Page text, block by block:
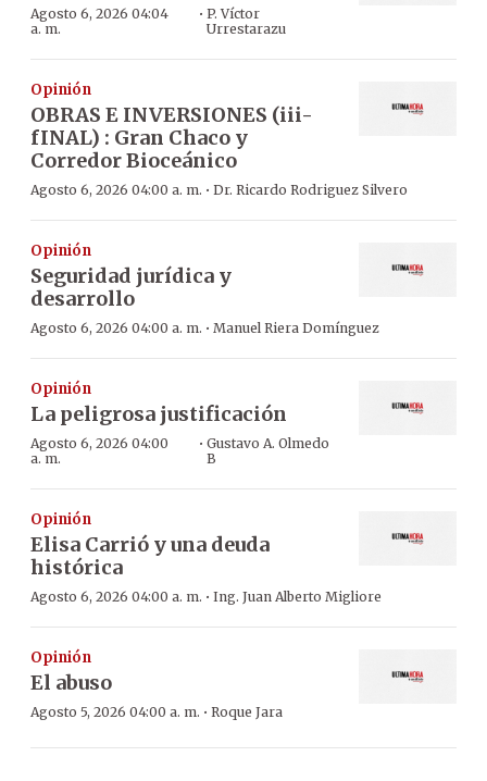
Agosto 6, 2026 04:04
a. m.
· P. Víctor
Urrestarazu
Opinión
OBRAS E INVERSIONES (iii-
fINAL) : Gran Chaco y
Corredor Bioceánico
Agosto 6, 2026 04:00 a. m. · Dr. Ricardo Rodriguez Silvero
Opinión
Seguridad jurídica y
desarrollo
Agosto 6, 2026 04:00 a. m. · Manuel Riera Domínguez
Opinión
La peligrosa justificación
Agosto 6, 2026 04:00
a. m.
· Gustavo A. Olmedo
B
Opinión
Elisa Carrió y una deuda
histórica
Agosto 6, 2026 04:00 a. m. · Ing. Juan Alberto Migliore
Opinión
El abuso
Agosto 5, 2026 04:00 a. m. · Roque Jara